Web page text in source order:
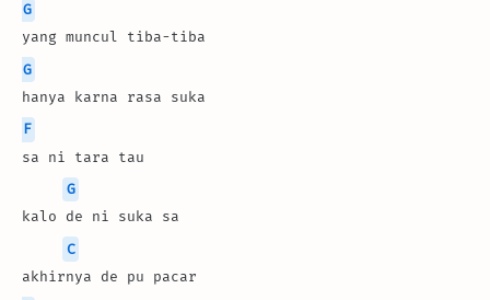
G
yang muncul tiba-tiba
G
hanya karna rasa suka
F
sa ni tara tau
G
kalo de ni suka sa
C
akhirnya de pu pacar